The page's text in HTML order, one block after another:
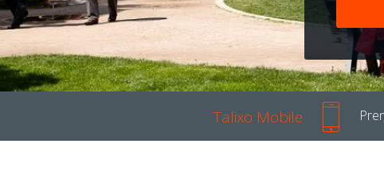
Talixo Mobile